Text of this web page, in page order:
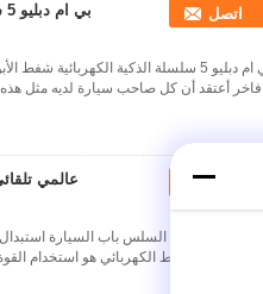
اتصل
بي ام دبليو 5 سلسلة الذكية
فاخر أعتقد أن كل صاحب سيارة لديه مثل
اتصل
غروري باب الشفط الكهربائي هو استخدام